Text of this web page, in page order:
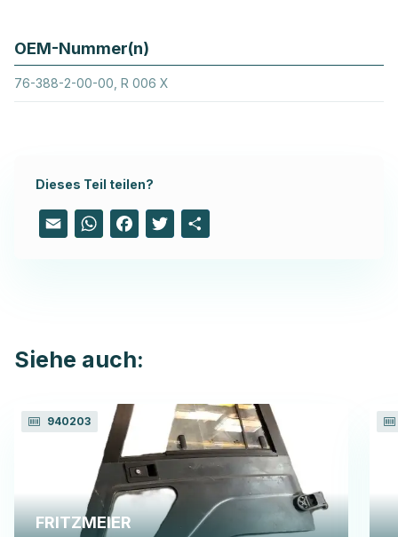
OEM-Nummer(n)
76-388-2-00-00, R 006 X
Dieses Teil teilen?
Email WhatsAppFacebook
Twitter
Siehe auch:
940203
FRITZMEIER